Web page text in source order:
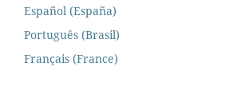
Español (España)
Português (Brasil)
Français (France)